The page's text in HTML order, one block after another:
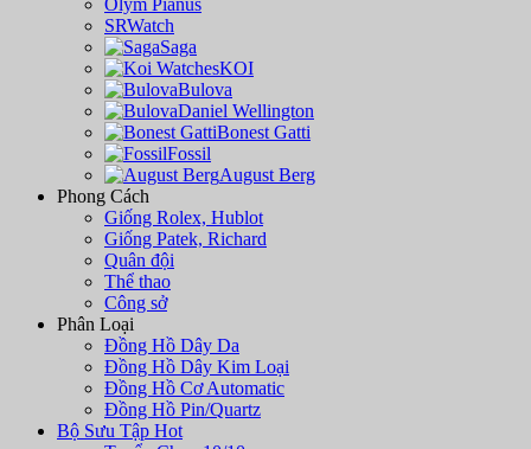
Olym Pianus
SRWatch
Saga
KOI
Bulova
Daniel Wellington
Bonest Gatti
Fossil
August Berg
Phong Cách
Giống Rolex, Hublot
Giống Patek, Richard
Quân đội
Thể thao
Công sở
Phân Loại
Đồng Hồ Dây Da
Đồng Hồ Dây Kim Loại
Đồng Hồ Cơ Automatic
Đồng Hồ Pin/Quartz
Bộ Sưu Tập Hot